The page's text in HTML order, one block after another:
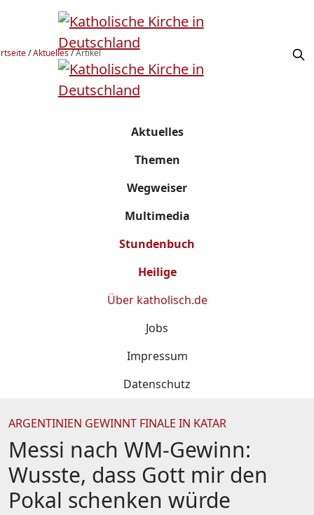
/Aktuelles/Artikel
Aktuelles
Themen
Wegweiser
Multimedia
Stundenbuch
Heilige
Über katholisch.de
Jobs
Impressum
Datenschutz
ARGENTINIEN GEWINNT FINALE IN KATAR
Messi nach WM-Gewinn:
Wusste, dass Gott mir den
Pokal schenken würde